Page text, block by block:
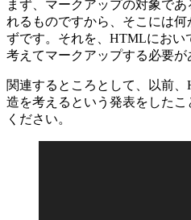
まず、マークアップの対象で
れるものですから、そこには
ずです。それを、HTMLにおい
考えてマークアップする必要が
関連するところとして、以前
造を考えるという発表をした
ください。